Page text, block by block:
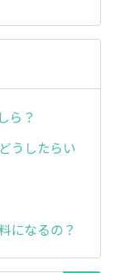
ら？
うしたらい
になるの？